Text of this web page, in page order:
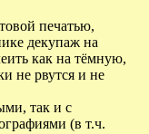
печатью,
декупаж на
как на тёмную,
не рвутся и не
так и с
(в т.ч.